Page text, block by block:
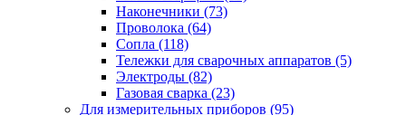
Наконечники (73)
Проволока (64)
Сопла (118)
Тележки для сварочных аппаратов (5)
Электроды (82)
Газовая сварка (23)
Для измерительных приборов (95)